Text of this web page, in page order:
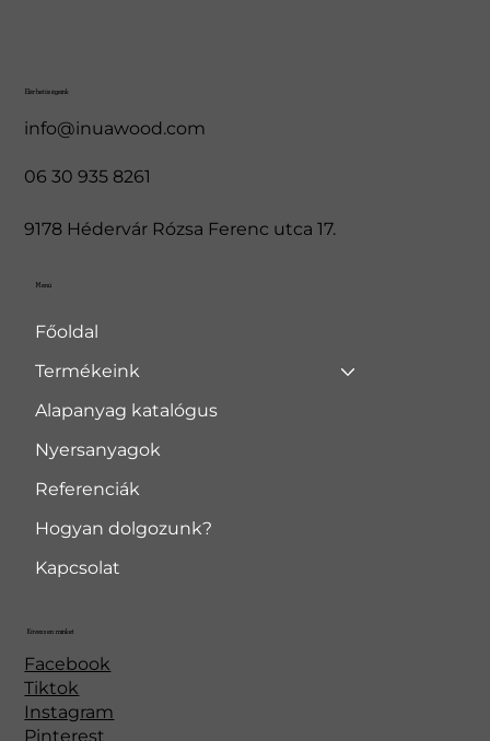
Elérhetőségeink
info@inuawood.com
06 30 935 8261
9178 Hédervár Rózsa Ferenc utca 17.
Menü
Főoldal
Termékeink
Alapanyag katalógus
Nyersanyagok
Referenciák
Hogyan dolgozunk?
Kapcsolat
Facebook
Tiktok
Instagram
Pinterest
Kövessen minket